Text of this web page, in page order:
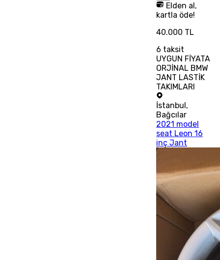
Elden al,
kartla öde!
40.000 TL
6 taksit
UYGUN FİYATA
ORJİNAL BMW
JANT LASTİK
TAKIMLARI
İstanbul,
Bağcılar
2021 model
seat Leon 16
inç Jant